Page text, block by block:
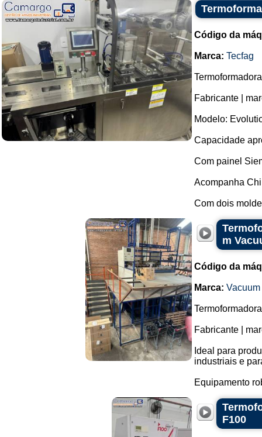
Código da
Marca: Tecfag
Fabricante |
Modelo:
Capacidade
Com painel
Acompanha
Com dois
m
Código da
Marca:
Fabricante |
Ideal para
industriais e
Equipamento
F100